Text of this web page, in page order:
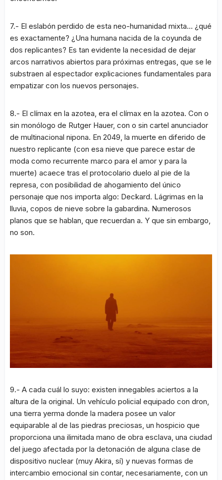
7.- El eslabón perdido de esta neo-humanidad mixta… ¿qué
es exactamente? ¿Una humana nacida de la coyunda de
dos replicantes? Es tan evidente la necesidad de dejar
arcos narrativos abiertos para próximas entregas, que se le
substraen al espectador explicaciones fundamentales para
empatizar con los nuevos personajes.
8.- El clímax en la azotea, era el clímax en la azotea. Con o
sin monólogo de Rutger Hauer, con o sin cartel anunciador
de multinacional nipona. En 2049, la muerte en diferido de
nuestro replicante (con esa nieve que parece estar de
moda como recurrente marco para el amor y para la
muerte) acaece tras el protocolario duelo al pie de la
represa, con posibilidad de ahogamiento del único
personaje que nos importa algo: Deckard. Lágrimas en la
lluvia, copos de nieve sobre la gabardina. Numerosos
planos que se hablan, que recuerdan a. Y que sin embargo,
no son.
9.- A cada cuál lo suyo: existen innegables aciertos a la
altura de la original. Un vehículo policial equipado con dron,
una tierra yerma donde la madera posee un valor
equiparable al de las piedras preciosas, un hospicio que
proporciona una ilimitada mano de obra esclava, una ciudad
del juego afectada por la detonación de alguna clase de
dispositivo nuclear (muy Akira, sí) y nuevas formas de
intercambio emocional sin contar, necesariamente, con un